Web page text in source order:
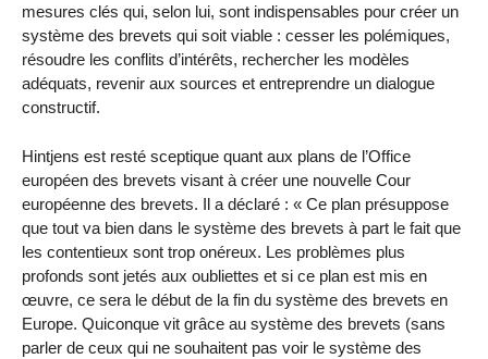
mesures clés qui, selon lui, sont indispensables pour créer un
système des brevets qui soit viable : cesser les polémiques,
résoudre les conflits d’intérêts, rechercher les modèles
adéquats, revenir aux sources et entreprendre un dialogue
constructif.
Hintjens est resté sceptique quant aux plans de l’Office
européen des brevets visant à créer une nouvelle Cour
européenne des brevets. Il a déclaré : « Ce plan présuppose
que tout va bien dans le système des brevets à part le fait que
les contentieux sont trop onéreux. Les problèmes plus
profonds sont jetés aux oubliettes et si ce plan est mis en
œuvre, ce sera le début de la fin du système des brevets en
Europe. Quiconque vit grâce au système des brevets (sans
parler de ceux qui ne souhaitent pas voir le système des